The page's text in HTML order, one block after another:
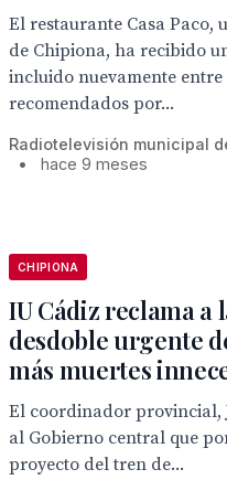
El restaurante Casa Paco,
de Chipiona, ha recibido
incluido nuevamente
recomendados por...
Radiotelevisión municipal
•
hace 9 meses
CHIPIONA
IU Cádiz reclama a
desdoble urgente
más muertes
El coordinador provincial,
al Gobierno central que
proyecto del tren de...